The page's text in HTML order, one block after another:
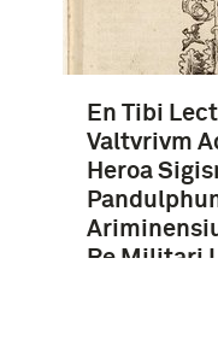
En Tibi
Valtvrivm
Heroa
Re Militari